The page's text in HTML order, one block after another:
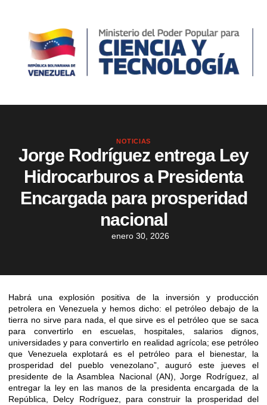
NOTICIAS
Jorge Rodríguez entrega Ley
Hidrocarburos a Presidenta
Encargada para prosperidad
nacional
enero 30, 2026
Habrá una explosión positiva de la inversión y producción
petrolera en Venezuela y hemos dicho: el petróleo debajo de la
tierra no sirve para nada, el que sirve es el petróleo que se saca
para convertirlo en escuelas, hospitales, salarios dignos,
universidades y para convertirlo en realidad agrícola; ese petróleo
que Venezuela explotará es el petróleo para el bienestar, la
prosperidad del pueblo venezolano”, auguró este jueves el
presidente de la Asamblea Nacional (AN), Jorge Rodríguez, al
entregar la ley en las manos de la presidenta encargada de la
República, Delcy Rodríguez, para construir la prosperidad del